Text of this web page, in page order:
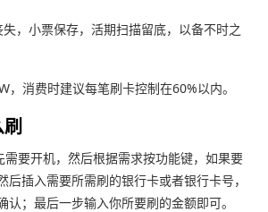
，小票保存，活期扫描留底，以备不时之
，消费时建议每笔刷卡控制在60%以内。
要开机，然后根据需求按功能键，如果要
后插入需要所需刷的银行卡或者银行卡号，
认；最后一步输入你所要刷的金额即可。